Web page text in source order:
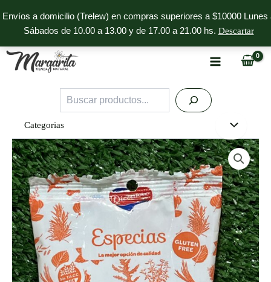
Envíos a domicilio (Trelew) en compras superiores a $10000 Lunes
Sábados de 10.00 a 13.00 y de 17.00 a 21.00 hs. Descartar
al
contenido
Buscar
Categorias
Albahaca
Dicomere
cantidad